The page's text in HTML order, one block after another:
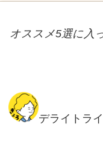
オススメ5選に入
デライトラ